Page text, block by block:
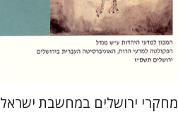
הנחת אתר ספר מודפס
$43
$39
מחקרי ירושלים במחשבת ישראל